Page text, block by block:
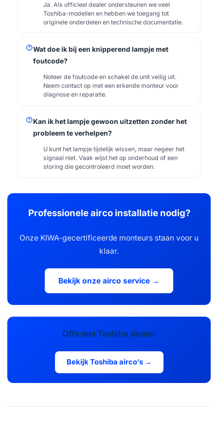
Ja. Als officieel dealer ondersteunen we veel
Toshiba-modellen en hebben we toegang tot
originele onderdelen en technische documentatie.
helpWat doe ik bij een knipperend lampje met
foutcode?
Noteer de foutcode en schakel de unit veilig uit.
Neem contact op met een erkende monteur voor
diagnose en reparatie.
helpKan ik het lampje gewoon uitzetten zonder het
probleem te verhelpen?
U kunt het lampje tijdelijk wissen, maar negeer het
signaal niet. Vaak wijst het op onderhoud of een
storing die gecontroleerd moet worden.
Professionele airco installatie nodig?
Onze KIWA-gecertificeerde monteurs staan voor u
klaar.
Bekijk onze airco service →
Officieel Toshiba dealer
Bekijk Toshiba airco’s →